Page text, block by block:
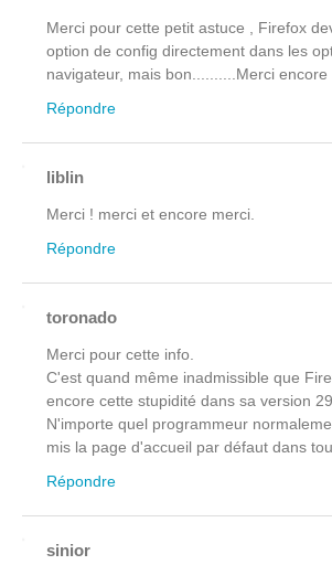
Merci pour cette petit astuce , Firefox
option de config directement dans les
navigateur, mais bon..........Merci encore
Répondre
liblin
Merci ! merci et encore merci.
Répondre
toronado
Merci pour cette info.
C'est quand même inadmissible que
encore cette stupidité dans sa version
N'importe quel programmeur
mis la page d'accueil par défaut dans
Répondre
sinior